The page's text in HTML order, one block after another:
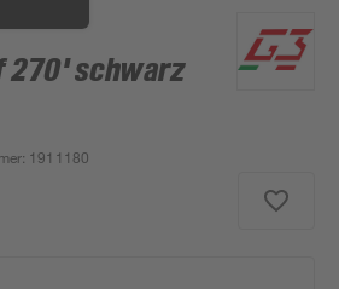
270' schwarz
: 1911180